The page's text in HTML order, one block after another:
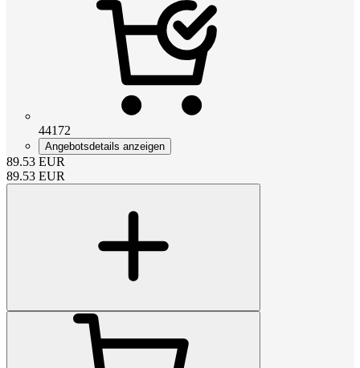
44172
Angebotsdetails anzeigen
89.53 EUR
89.53 EUR